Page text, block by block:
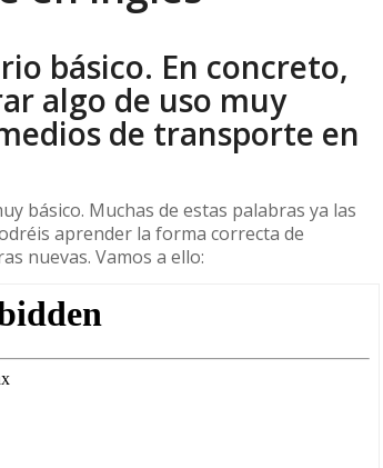
básico. En concreto,
algo de uso muy
de transporte en
básico. Muchas de estas palabras ya las
aprender la forma correcta de
nuevas. Vamos a ello: